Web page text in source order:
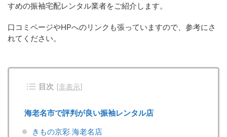
すめの振袖宅配レンタル業者をご紹介します。
口コミページやHPへのリンクも張っていますので、参考にさ
れてください。
目次 [非表示]
海老名市で評判が良い振袖レンタル店
きもの京彩 海老名店